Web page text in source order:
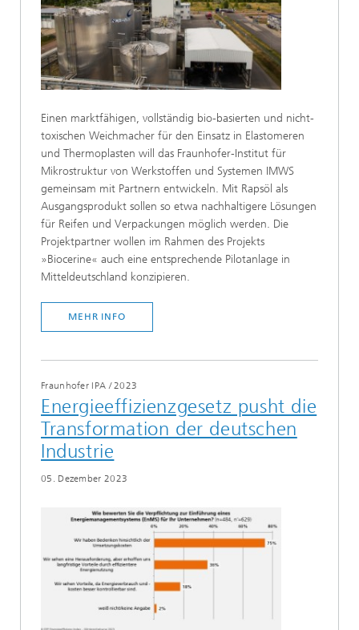
Einen marktfähigen, vollständig bio-basierten und nicht-
toxischen Weichmacher für den Einsatz in Elastomeren
und Thermoplasten will das Fraunhofer-Institut für
Mikrostruktur von Werkstoffen und Systemen IMWS
gemeinsam mit Partnern entwickeln. Mit Rapsöl als
Ausgangsprodukt sollen so etwa nachhaltigere Lösungen
für Reifen und Verpackungen möglich werden. Die
Projektpartner wollen im Rahmen des Projekts
»Biocerine« auch eine entsprechende Pilotanlage in
Mitteldeutschland konzipieren.
MEHR INFO
Fraunhofer IPA /2023
Energieeffizienzgesetz pusht die
Transformation der deutschen
Industrie
05. Dezember 2023